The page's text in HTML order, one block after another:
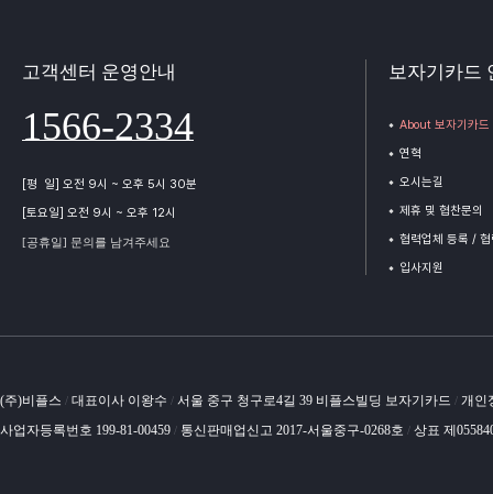
고객센터 운영안내
1566-2334
[평 일] 오전 9시 ~ 오후 5시 30분
[토요일] 오전 9시 ~ 오후 12시
[공휴일] 문의를 남겨주세요
보자기카드
About 보자기카드
연혁
오시는길
제휴 및 협찬문의
협력업체 등록 /
입사지원
(주)비플스 / 대표이사 이왕수 / 서울 중구 청구로4길 39 비플스빌딩 보자기카드 / 개인
사업자등록번호 199-81-00459 / 통신판매업신고 2017-서울중구-0268호 / 상표 제